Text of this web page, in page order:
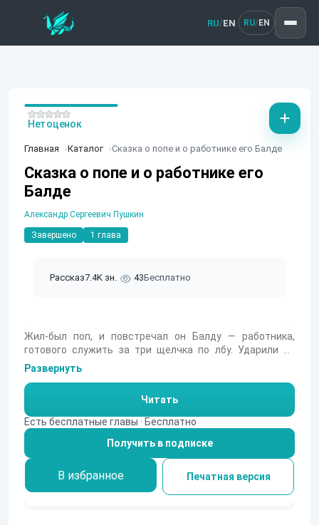
RU/EN RU/ EN
Главная Каталог Сказка о попе и о работнике его Балде
Сказка о попе и о работнике его
Балде
Александр Сергеевич Пушкин
Завершено 1 глава
Рассказ7.4K зн. 43Бесплатно
Нет оценок
Жил-был поп, и повстречал он Балду — работника,
готового служить за три щелчка по лбу. Ударили по
рукам, и Балда поселился в поповом доме: работает за
семерых, спит на соломе, а хозяин меж тем дрожит,
предвкушая расплату. Но поп, жадный и недалёкий,
надеется на «авось», а его попадья уже придумывает
хитрость, как избавиться от нежданного долга.
Удастся ли попу обмануть судьбу и сберечь свой лоб —
узнаете в этой остроумной и вечной истории о
жадности, смекалке и справедливом возмездии.
Развернуть
Читать
Есть бесплатные главы · Бесплатно
Получить в подписке
В избранное Печатная версия